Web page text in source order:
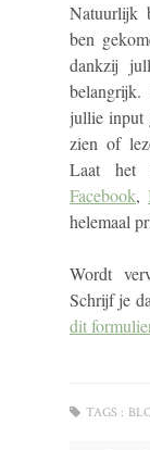
Natuurlijk
ben
dankzij
jullie input
zien of
Laat het
Facebook,
helemaal
Wordt
Schrijf je
dit
TAGS :